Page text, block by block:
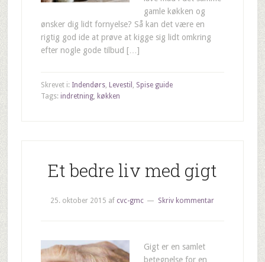
gamle køkken og
ønsker dig lidt fornyelse? Så kan det være en
rigtig god ide at prøve at kigge sig lidt omkring
efter nogle gode tilbud […]
Skrevet i: Indendørs, Levestil , Spise guide
Tags: indretning, køkken
Et bedre liv med gigt
25. oktober 2015 af cvc-gmc Skriv kommentar
Gigt er en samlet
betegnelse for en